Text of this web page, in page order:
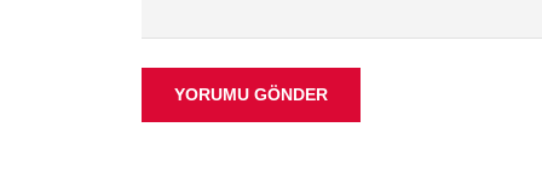
YORUMU GÖNDER